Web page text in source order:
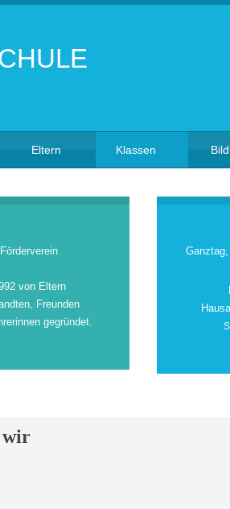
Eltern Klassen
Förderverein
von Eltern
Freunden
gegründet.
wir